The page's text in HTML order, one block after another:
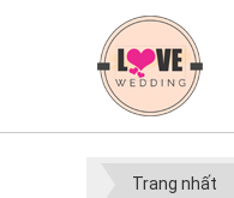
Trang nhất